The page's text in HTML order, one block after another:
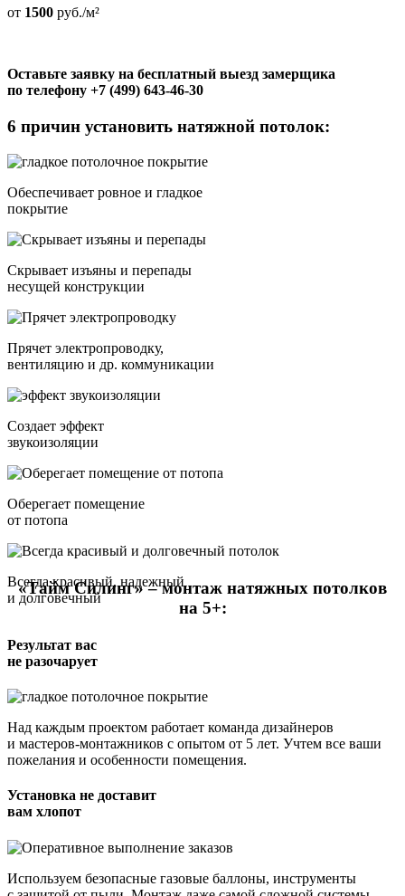
от 1500 руб./м²
Оставьте заявку на бесплатный выезд замерщика
по телефону +7 (499) 643-46-30
6 причин установить натяжной потолок:
Обеспечивает ровное и гладкое
покрытие
Скрывает изъяны и перепады
несущей конструкции
Прячет электропроводку,
вентиляцию и др. коммуникации
Создает эффект
звукоизоляции
Оберегает помещение
от потопа
Всегда красивый, надежный
и долговечный
«Тайм Силинг» – монтаж натяжных потолков
на 5+:
Результат вас
не разочарует
Над каждым проектом работает команда дизайнеров
и мастеров-монтажников с опытом от 5 лет. Учтем все ваши
пожелания и особенности помещения.
Установка не доставит
вам хлопот
Используем безопасные газовые баллоны, инструменты